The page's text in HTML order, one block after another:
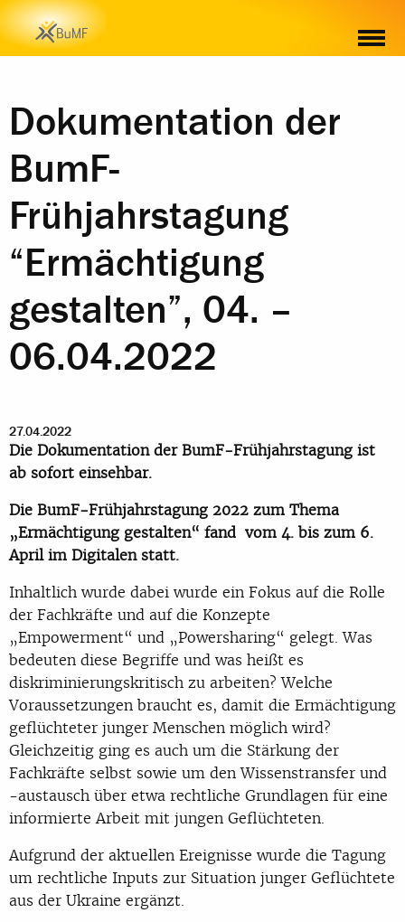
Dokumentation der
BumF-
Frühjahrstagung
“Ermächtigung
gestalten”, 04. –
06.04.2022
27.04.2022
Die Dokumentation der BumF-Frühjahrstagung ist
ab sofort einsehbar.
Die BumF-Frühjahrstagung 2022 zum Thema
„Ermächtigung gestalten“ fand vom 4. bis zum 6.
April im Digitalen statt.
Inhaltlich wurde dabei wurde ein Fokus auf die Rolle
der Fachkräfte und auf die Konzepte
„Empowerment“ und „Powersharing“ gelegt. Was
bedeuten diese Begriffe und was heißt es
diskriminierungskritisch zu arbeiten? Welche
Voraussetzungen braucht es, damit die Ermächtigung
geflüchteter junger Menschen möglich wird?
Gleichzeitig ging es auch um die Stärkung der
Fachkräfte selbst sowie um den Wissenstransfer und
-austausch über etwa rechtliche Grundlagen für eine
informierte Arbeit mit jungen Geflüchteten.
Aufgrund der aktuellen Ereignisse wurde die Tagung
um rechtliche Inputs zur Situation junger Geflüchtete
aus der Ukraine ergänzt.